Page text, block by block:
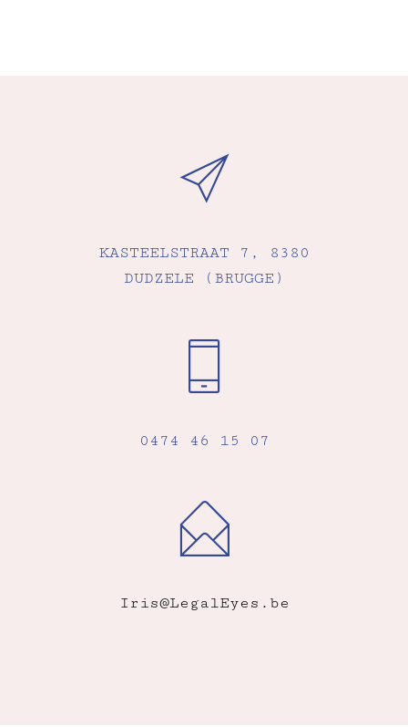
KASTEELSTRAAT 7, 8380
DUDZELE (BRUGGE)
0474 46 15 07
Iris@LegalEyes.be